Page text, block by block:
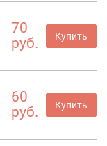
70
руб.
Купить
60
руб.
Купить